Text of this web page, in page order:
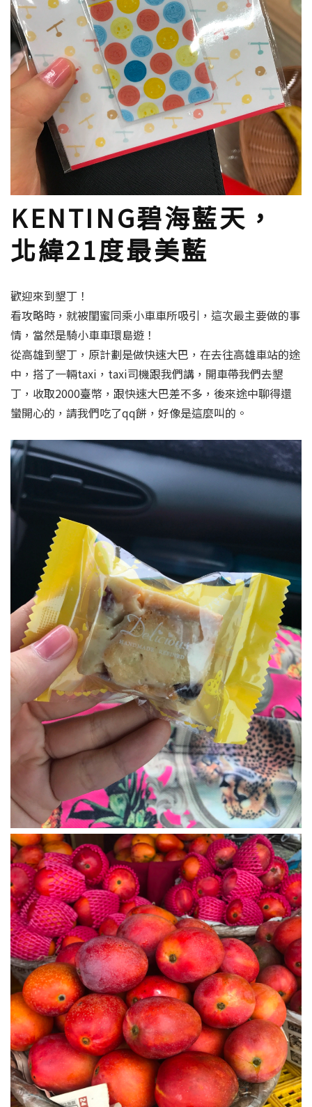
KENTING碧海藍天，
北緯21度最美藍
歡迎來到墾丁！
看攻略時，就被閨蜜同乘小車車所吸引，這次最主要做的事
情，當然是騎小車車環島遊！
從高雄到墾丁，原計劃是做快速大巴，在去往高雄車站的途
中，搭了一輛taxi，taxi司機跟我們講，開車帶我們去墾
丁，收取2000臺幣，跟快速大巴差不多，後來途中聊得還
蠻開心的，請我們吃了qq餅，好像是這麼叫的。